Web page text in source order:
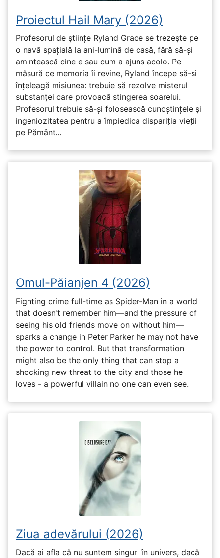
Proiectul Hail Mary (2026)
Profesorul de științe Ryland Grace se trezește pe
o navă spațială la ani-lumină de casă, fără să-și
amintească cine e sau cum a ajuns acolo. Pe
măsură ce memoria îi revine, Ryland începe să-și
înțeleagă misiunea: trebuie să rezolve misterul
substanței care provoacă stingerea soarelui.
Profesorul trebuie să-și folosească cunoștințele și
ingeniozitatea pentru a împiedica dispariția vieții
pe Pământ...
Omul-Păianjen 4 (2026)
Fighting crime full-time as Spider-Man in a world
that doesn't remember him—and the pressure of
seeing his old friends move on without him—
sparks a change in Peter Parker he may not have
the power to control. But that transformation
might also be the only thing that can stop a
shocking new threat to the city and those he
loves - a powerful villain no one can even see.
Ziua adevărului (2026)
Dacă ai afla că nu suntem singuri în univers, dacă